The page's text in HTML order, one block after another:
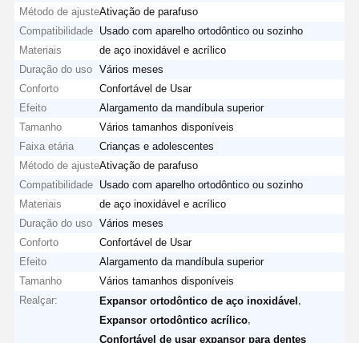
Método de ajusteAtivação de parafuso
Compatibilidade Usado com aparelho ortodôntico ou sozinho
Materiais
de aço inoxidável e acrílico
Duração do uso
Vários meses
Conforto
Confortável de Usar
Efeito
Alargamento da mandíbula superior
Tamanho
Vários tamanhos disponíveis
Faixa etária
Crianças e adolescentes
Método de ajusteAtivação de parafuso
Compatibilidade Usado com aparelho ortodôntico ou sozinho
Materiais
de aço inoxidável e acrílico
Duração do uso
Vários meses
Conforto
Confortável de Usar
Efeito
Alargamento da mandíbula superior
Tamanho
Vários tamanhos disponíveis
Realçar:
Expansor ortodôntico de aço inoxidável
Expansor ortodôntico acrílico
Confortável de usar expansor para dentes